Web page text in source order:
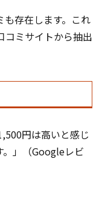
も存在します。これ
コミサイトから抽出
円は高いと感じ
。」（Googleレビ